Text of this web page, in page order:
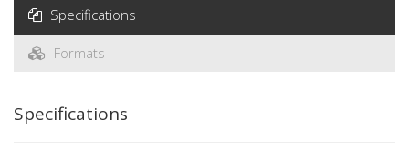
Specifications
Formats
Specifications